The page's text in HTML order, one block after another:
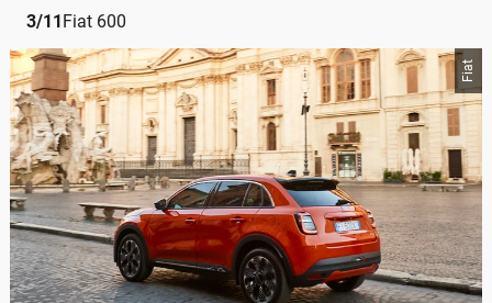
3/11Fiat 600
Fiat